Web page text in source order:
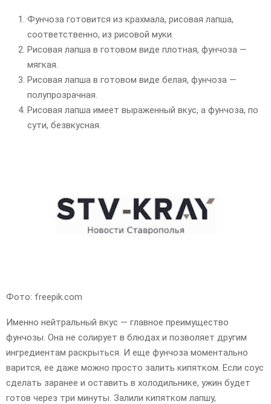
Фунчоза готовится из крахмала, рисовая лапша,
соответственно, из рисовой муки.
Рисовая лапша в готовом виде плотная, фунчоза —
мягкая.
Рисовая лапша в готовом виде белая, фунчоза —
полупрозрачная.
Рисовая лапша имеет выраженный вкус, а фунчоза, по
сути, безвкусная.
Фото: freepik.com
Именно нейтральный вкус — главное преимущество
фунчозы. Она не солирует в блюдах и позволяет другим
ингредиентам раскрыться. И еще фунчоза моментально
варится, ее даже можно просто залить кипятком. Если соус
сделать заранее и оставить в холодильнике, ужин будет
готов через три минуты. Залили кипятком лапшу,